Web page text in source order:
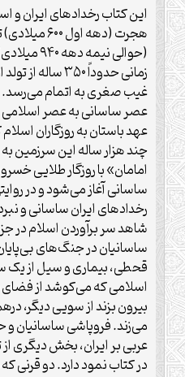
(حوالی
زمانی حدوداً ۳۵۰
غیب صغری به اتمام می‌رسد.
عصر ساسانی به عصر اسلامی
عهد باستان به روزگاران
چند هزار ساله این سرزمین
امامان» با روزگار طلایی
ساسانی آغاز می‌شود و در
رخدادهای ایران ساسانی و
شاهد سر برآوردن اسلام در
ساسانیان در جنگ‌های
قحطی، بیماری و سیل از یک
اسلامی که می‌کوشد از
بیرون بزند از سویی دیگر،
می‌زند. فروپاشی ساسانیان
عربی بر ایران، بخش دیگری
در کتاب نمود دارد. دو